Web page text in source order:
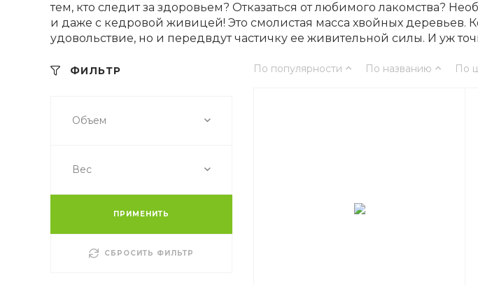
тем, кто следит за здоровьем? Отказаться от любимого лакомства?
и даже с кедровой живицей! Это смолистая масса хвойных деревьев.
удовольствие, но и передвдут частичку ее живительной силы. И уж
ФИЛЬТР
Объем
Вес
ПРИМЕНИТЬ
СБРОСИТЬ ФИЛЬТР
По популярности По названию По